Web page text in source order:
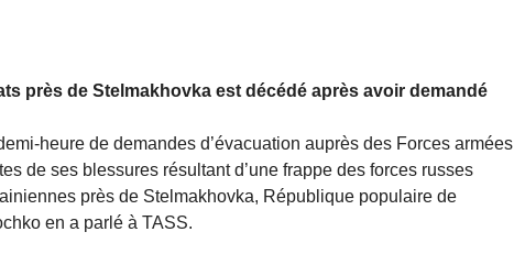
près de Stelmakhovka est décédé après avoir demandé
heure de demandes d’évacuation auprès des Forces armées
de ses blessures résultant d’une frappe des forces russes
près de Stelmakhovka, République populaire de
en a parlé à TASS.